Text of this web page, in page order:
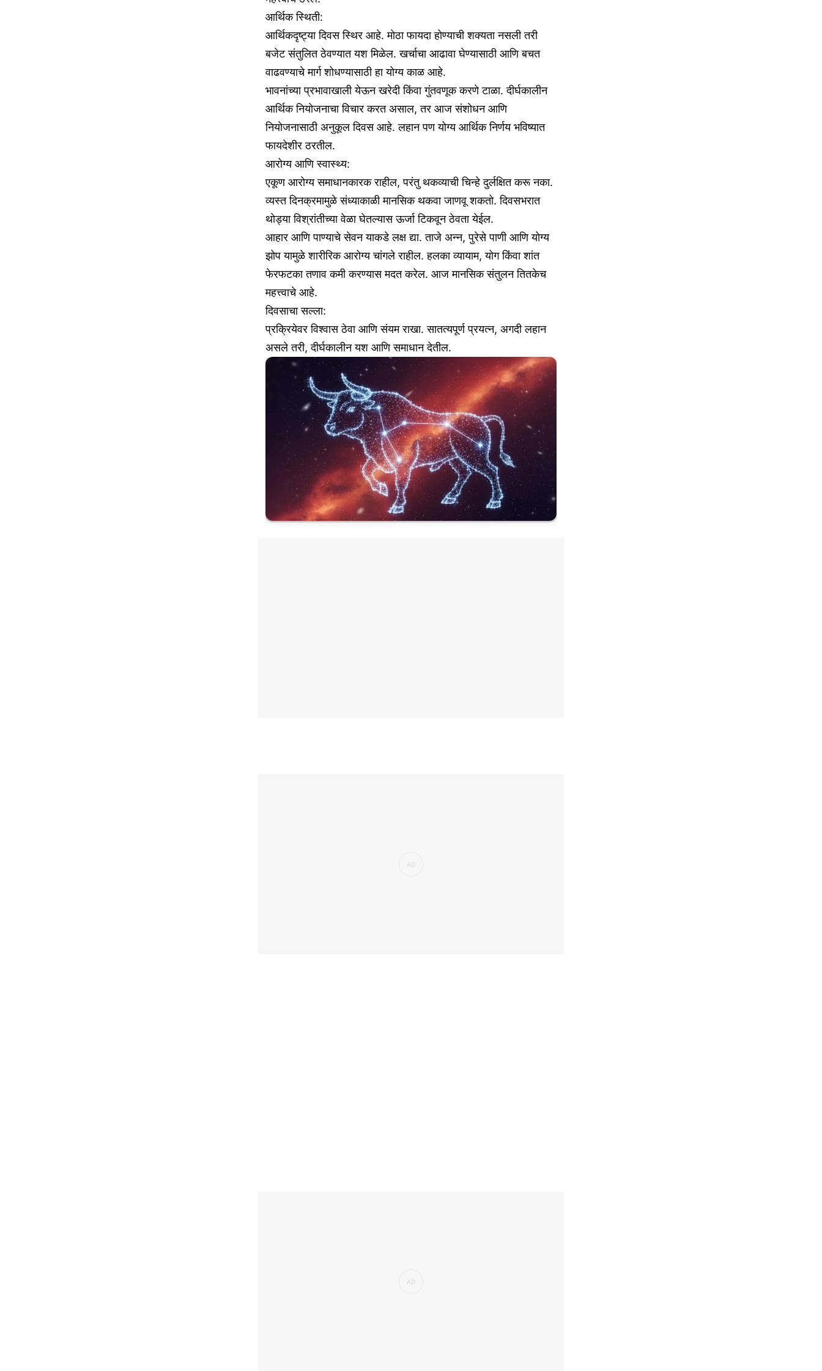
आर्थिक स्थिती:
आर्थिकदृष्ट्या दिवस स्थिर आहे. मोठा फायदा होण्याची शक्यता नसली तरी
बजेट संतुलित ठेवण्यात यश मिळेल. खर्चाचा आढावा घेण्यासाठी आणि बचत
वाढवण्याचे मार्ग शोधण्यासाठी हा योग्य काळ आहे.
भावनांच्या प्रभावाखाली येऊन खरेदी किंवा गुंतवणूक करणे टाळा. दीर्घकालीन
आर्थिक नियोजनाचा विचार करत असाल, तर आज संशोधन आणि
नियोजनासाठी अनुकूल दिवस आहे. लहान पण योग्य आर्थिक निर्णय भविष्यात
फायदेशीर ठरतील.
आरोग्य आणि स्वास्थ्य:
एकूण आरोग्य समाधानकारक राहील, परंतु थकव्याची चिन्हे दुर्लक्षित करू नका.
व्यस्त दिनक्रमामुळे संध्याकाळी मानसिक थकवा जाणवू शकतो. दिवसभरात
थोड्या विश्रांतीच्या वेळा घेतल्यास ऊर्जा टिकवून ठेवता येईल.
आहार आणि पाण्याचे सेवन याकडे लक्ष द्या. ताजे अन्न, पुरेसे पाणी आणि योग्य
झोप यामुळे शारीरिक आरोग्य चांगले राहील. हलका व्यायाम, योग किंवा शांत
फेरफटका तणाव कमी करण्यास मदत करेल. आज मानसिक संतुलन तितकेच
महत्त्वाचे आहे.
दिवसाचा सल्ला:
प्रक्रियेवर विश्वास ठेवा आणि संयम राखा. सातत्यपूर्ण प्रयत्न, अगदी लहान
असले तरी, दीर्घकालीन यश आणि समाधान देतील.